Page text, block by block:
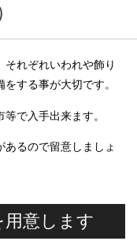
れぞれいわれや飾り
する事が大切です。
で入手出来ます。
るので留意しましょ
意します